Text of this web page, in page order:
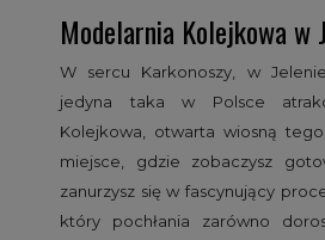
Modelarnia Kolejkowa w
W sercu Karkonoszy, w
jedyna taka w Polsce
Kolejkowa, otwarta wiosną
miejsce, gdzie zobaczysz
zanurzysz się w fascynujący
który pochłania zarówno